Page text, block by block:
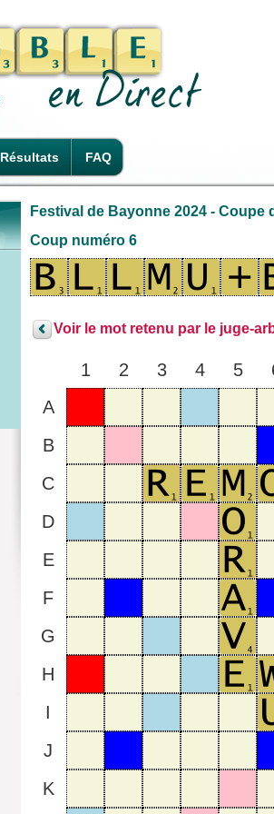
Résultats FAQ
Festival de Bayonne 2024 -
Coup numéro 6
Voir le mot retenu par le juge-
1 2 3 4 5
A
B
C
D
E
F
G
H
I
J
K